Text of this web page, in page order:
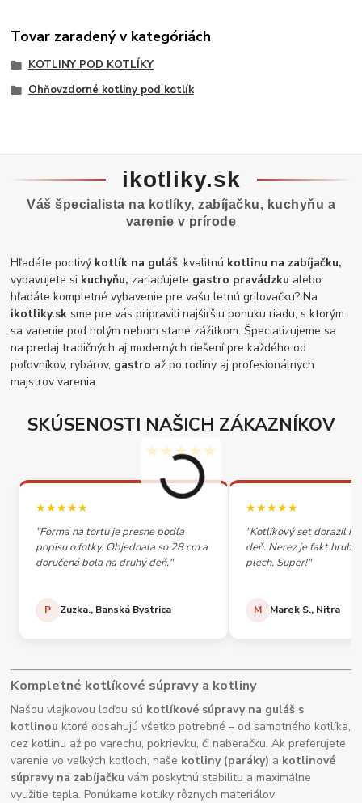
Tovar zaradený v kategóriách
KOTLINY POD KOTLÍKY
Ohňovzdorné kotliny pod kotlík
ikotliky.sk
Váš špecialista na kotlíky, zabíjačku, kuchyňu a
varenie v prírode
Hľadáte poctivý kotlík na guláš, kvalitnú kotlinu na zabíjačku,
vybavujete si kuchyňu, zariaďujete gastro pravádzku alebo
hľadáte kompletné vybavenie pre vašu letnú grilovačku? Na
ikotliky.sk sme pre vás pripravili najširšiu ponuku riadu, s ktorým
sa varenie pod holým nebom stane zážitkom. Špecializujeme sa
na predaj tradičných aj moderných riešení pre každého od
poľovníkov, rybárov, gastro až po rodiny aj profesionálnych
majstrov varenia.
SKÚSENOSTI NAŠICH ZÁKAZNÍKOV
★★★★★
★★★★★
"Forma na tortu je presne podľa
popisu o fotky. Objednala so 28 cm a
doručená bola na druhý deň."
P Zuzka., Banská Bystrica
★★★★★
"Kotlíkový set dorazil
deň. Nerez je fakt
plech. Super!"
M Marek S., Nitra
Kompletné kotlíkové súpravy a kotliny
Našou vlajkovou loďou sú kotlíkové súpravy na guláš s
kotlinou ktoré obsahujú všetko potrebné – od samotného kotlíka,
cez kotlinu až po varechu, pokrievku, či naberačku. Ak preferujete
varenie vo veľkých kotloch, naše kotliny (paráky) a kotlinové
súpravy na zabíjačku vám poskytnú stabilitu a maximálne
využitie tepla. Ponúkame kotlíky rôznych materiálov: